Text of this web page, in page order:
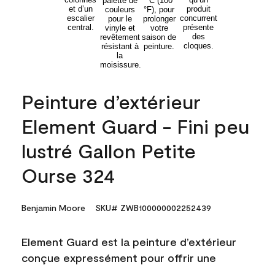
Peinture d’extérieur
Element Guard - Fini peu
lustré Gallon Petite
Ourse 324
Benjamin Moore SKU# ZWB100000002252439
Element Guard est la peinture d’extérieur
conçue expressément pour offrir une